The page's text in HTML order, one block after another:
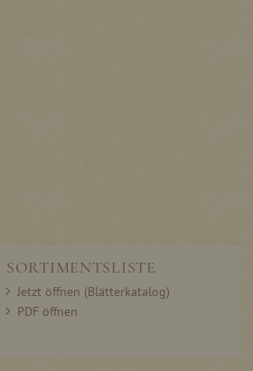
SORTIMENTSLISTE
Jetzt öffnen (Blätterkatalog)
PDF öffnen